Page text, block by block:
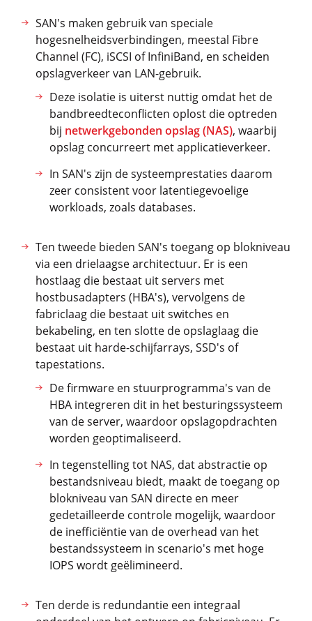
SAN's maken gebruik van speciale
hogesnelheidsverbindingen, meestal Fibre
Channel (FC), iSCSI of InfiniBand, en scheiden
opslagverkeer van LAN-gebruik.
Deze isolatie is uiterst nuttig omdat het de
bandbreedteconflicten oplost die optreden
bij netwerkgebonden opslag (NAS), waarbij
opslag concurreert met applicatieverkeer.
In SAN's zijn de systeemprestaties daarom
zeer consistent voor latentiegevoelige
workloads, zoals databases.
Ten tweede bieden SAN's toegang op blokniveau
via een drielaagse architectuur. Er is een
hostlaag die bestaat uit servers met
hostbusadapters (HBA's), vervolgens de
fabriclaag die bestaat uit switches en
bekabeling, en ten slotte de opslaglaag die
bestaat uit harde-schijfarrays, SSD's of
tapestations.
De firmware en stuurprogramma's van de
HBA integreren dit in het besturingssysteem
van de server, waardoor opslagopdrachten
worden geoptimaliseerd.
In tegenstelling tot NAS, dat abstractie op
bestandsniveau biedt, maakt de toegang op
blokniveau van SAN directe en meer
gedetailleerde controle mogelijk, waardoor
de inefficiëntie van de overhead van het
bestandssysteem in scenario's met hoge
IOPS wordt geëlimineerd.
Ten derde is redundantie een integraal